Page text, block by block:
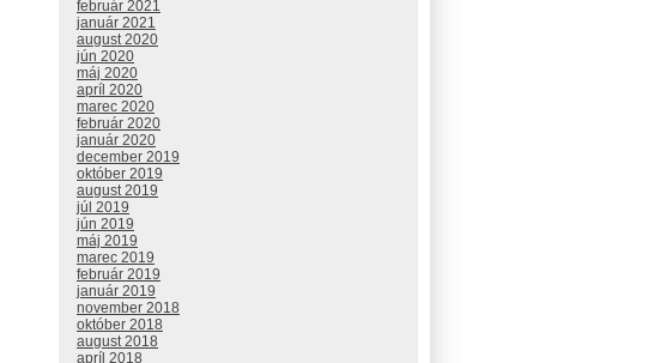
február 2021
január 2021
august 2020
jún 2020
máj 2020
apríl 2020
marec 2020
február 2020
január 2020
december 2019
október 2019
august 2019
júl 2019
jún 2019
máj 2019
marec 2019
február 2019
január 2019
november 2018
október 2018
august 2018
apríl 2018